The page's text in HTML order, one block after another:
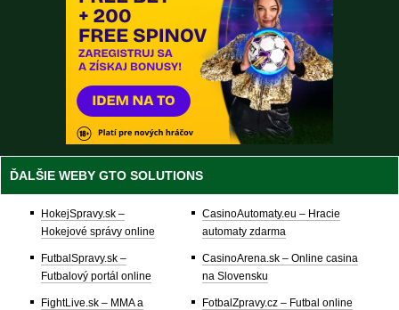
ĎALŠIE WEBY GTO SOLUTIONS
HokejSpravy.sk –
Hokejové správy online
FutbalSpravy.sk –
Futbalový portál online
FightLive.sk – MMA a
CasinoAutomaty.eu – Hracie
automaty zdarma
CasinoArena.sk – Online casina
na Slovensku
FotbalZpravy.cz – Futbal online